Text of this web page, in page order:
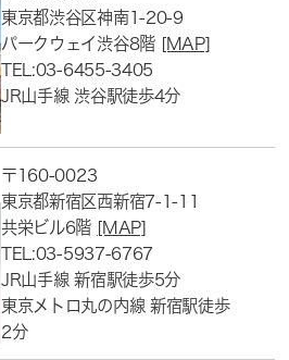
東京都渋谷区神南1-20-9
パークウェイ渋谷8階 [MAP]
TEL:03-6455-3405
JR山手線 渋谷駅徒歩4分
〒160-0023
東京都新宿区西新宿7-1-11
共栄ビル6階 [MAP]
TEL:03-5937-6767
JR山手線 新宿駅徒歩5分
東京メトロ丸の内線 新宿駅徒歩
2分